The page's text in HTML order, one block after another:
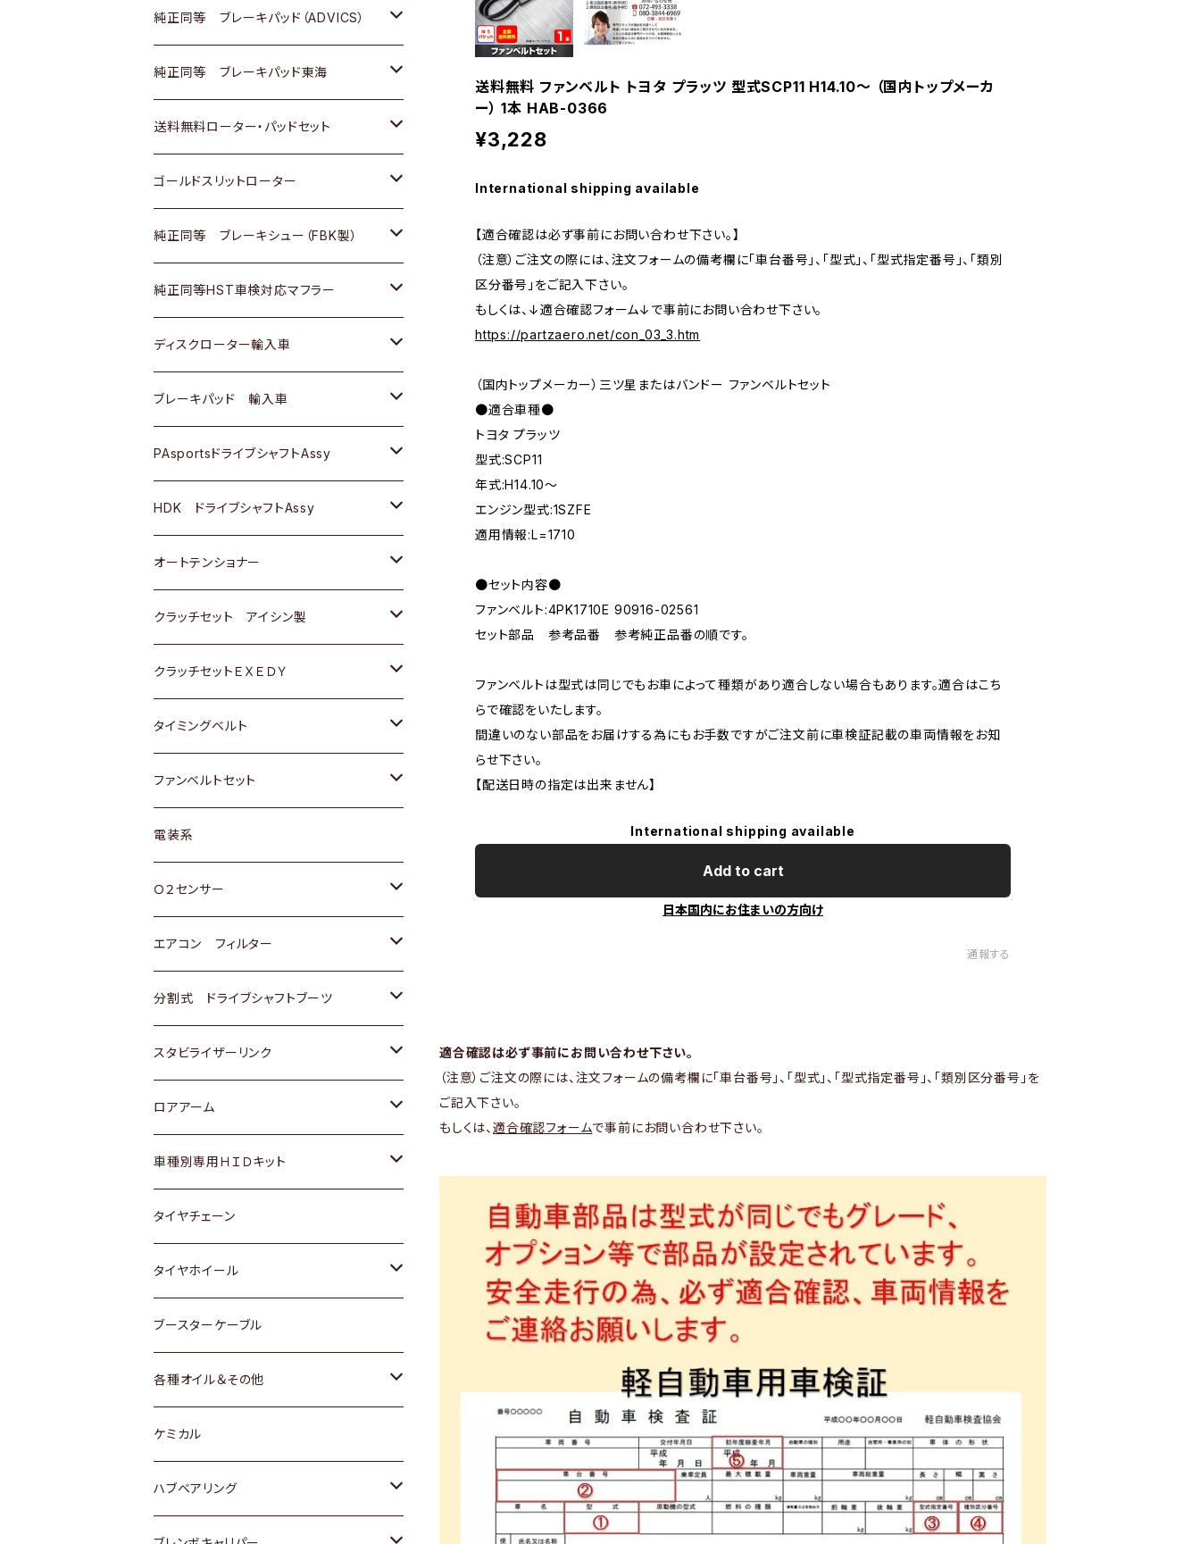
送料無料 ファンベルト トヨタ プラッツ 型式SCP11 H14.10～ （国内トップメーカ
ー） 1本 HAB-0366
¥3,228
International shipping available
【適合確認は必ず事前にお問い合わせ下さい。】
（注意）ご注文の際には、注文フォームの備考欄に「車台番号」、「型式」、「型式指定番号」、「類別
区分番号」をご記入下さい。
もしくは、↓適合確認フォーム↓で事前にお問い合わせ下さい。
https://partzaero.net/con_03_3.htm
（国内トップメーカー）三ツ星またはバンドー ファンベルトセット
●適合車種●
トヨタ プラッツ
型式:SCP11
年式:H14.10～
エンジン型式:1SZFE
適用情報:L=1710
●セット内容●
ファンベルト:4PK1710E 90916-02561
セット部品 参考品番 参考純正品番の順です。
ファンベルトは型式は同じでもお車によって種類があり適合しない場合もあります。適合はこち
らで確認をいたします。
間違いのない部品をお届けする為にもお手数ですがご注文前に車検証記載の車両情報をお知
らせ下さい。
【配送日時の指定は出来ません】
International shipping available
Add to cart
日本国内にお住まいの方向け
通報する
適合確認は必ず事前にお問い合わせ下さい。
（注意）ご注文の際には、注文フォームの備考欄に「車台番号」、「型式」、「型式指定番号」、「類別区分番号」を
ご記入下さい。
もしくは、 適合確認フォームで事前にお問い合わせ下さい。
三菱
スバル
日野
三菱ふそう
ＢＭＷ
マツダ
三菱
日野
三菱ふそう
三菱
日野
三菱ふそう
その他
ダイハツ
マツダ
三菱
スバル
日産
いすゞ
ダイハツ
マツダ
三菱
スバル
いすゞ
ダイハツ
マツダ
三菱
ホンダ
スズキ
日産
ダイハツ
マツダ
三菱
スバル
トヨタ
ホンダ
スズキ
日産
いすゞ
ダイハツ
マツダ
三菱
スバル
ＢＥＮＺ
純正同等 ブレーキパッド（ADVICS）
トヨタ
ホンダ
スズキ
日産
ダイハツ
マツダ
三菱
スバル
純正同等 ブレーキパッド東海
トヨタ
ホンダ
日産
いすゞ
ダイハツ
マツダ
三菱
スバル
送料無料ローター・パッドセット
トヨタ
ホンダ
スズキ
日産
ダイハツ
マツダ
三菱
スバル
ゴールドスリットローター
トヨタ
ホンダ
スズキ
日産
ダイハツ
マツダ
三菱
スバル
純正同等 ブレーキシュー（FBK製）
ホンダ
スズキ
日産
ダイハツ
マツダ
三菱
スバル
純正同等HST車検対応マフラー
トヨタ
ホンダ
スズキ
日産
いすゞ
ダイハツ
マツダ
三菱
スバル
日野
ディスクローター輸入車
ＡＵＤＩ
ＢＥＮＺ
ＢＭＷ
GOLF
ＷＡＧＥＮ
アストロ（シボレー）
クライスラー
ブレーキパッド 輸入車
ＢＥＮＺ
ＢＭＷ
ＷＡＧＥＮ
ＶＯＬＶＯ
PAsportsドライブシャフトAssy
トヨタ
ホンダ
スズキ
日産
ダイハツ
マツダ
三菱
スバル
HDK ドライブシャフトAssy
スズキ
ダイハツ
日産
ホンダ
マツダ
オートテンショナー
トヨタ
クラッチセット アイシン製
ホンダ
スズキ
ダイハツ
マツダ
三菱
スバル
クラッチセットＥＸＥＤＹ
ホンダ
スズキ
日産
ダイハツ
マツダ
三菱
スバル
タイミングベルト
トヨタ
スズキ
ダイハツ
三菱
スバル
ファンベルトセット
トヨタ
ホンダ
スズキ
日産
いすゞ
ダイハツ
マツダ
三菱
スバル
レクサス
電装系
Ｏ２センサー
トヨタ
ホンダ
スズキ
日産
ダイハツ
マツダ
三菱
スバル
エアコン フィルター
トヨタ
ホンダ
スズキ
日産
いすゞ
ダイハツ
マツダ
三菱
スバル
分割式 ドライブシャフトブーツ
トヨタ
ホンダ
スズキ
日産
ダイハツ
スバル
スタビライザーリンク
トヨタ
ホンダ
スズキ
日産
ダイハツ
マツダ
ロアアーム
ホンダ
スズキ
日産
ダイハツ
マツダ
スバル
車種別専用ＨＩＤキット
トヨタ
マツダ
タイヤチェーン
タイヤホイール
トヨタ
ホンダ
スズキ
日産
ブースターケーブル
各種オイル＆その他
ディーデル洗浄添加剤
ケミカル
ハブベアリング